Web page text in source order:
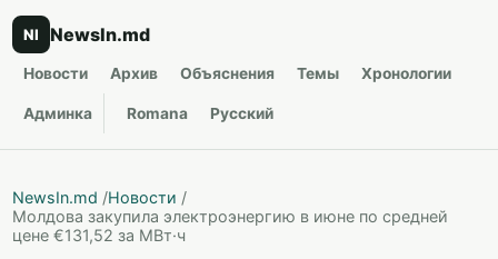
NI NewsIn.md
Новости Архив Объяснения Темы Хронологии
Админка Romana Русский
NewsIn.md /Новости /
Молдова закупила электроэнергию в июне по средней
цене €131,52 за МВт·ч